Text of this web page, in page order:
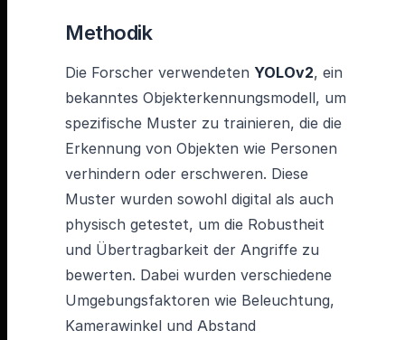
Methodik
Die Forscher verwendeten YOLOv2, ein
bekanntes Objekterkennungsmodell, um
spezifische Muster zu trainieren, die die
Erkennung von Objekten wie Personen
verhindern oder erschweren. Diese
Muster wurden sowohl digital als auch
physisch getestet, um die Robustheit
und Übertragbarkeit der Angriffe zu
bewerten. Dabei wurden verschiedene
Umgebungsfaktoren wie Beleuchtung,
Kamerawinkel und Abstand